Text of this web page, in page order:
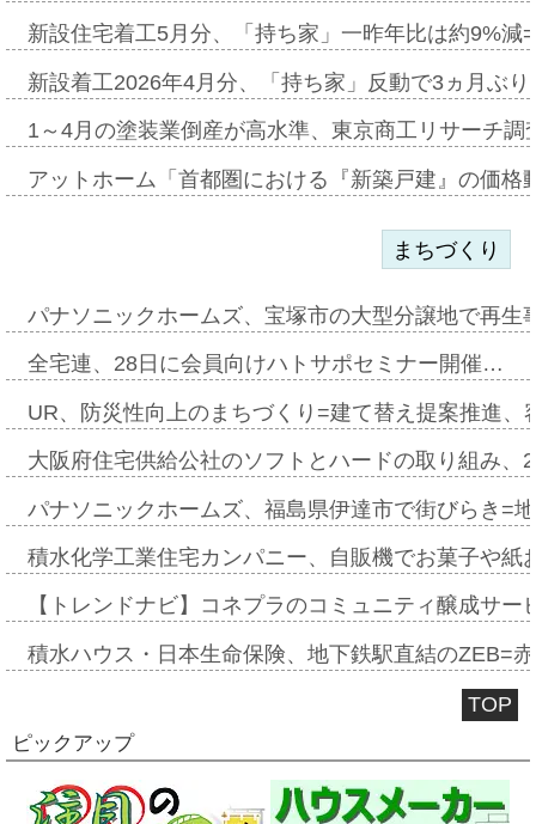
新設住宅着工5月分、「持ち家」一昨年比は約9%
新設着工2026年4月分、「持ち家」反動で3ヵ月ぶ
1～4月の塗装業倒産が高水準、東京商工リサーチ
アットホーム「首都圏における『新築戸建』の価
まちづくり
パナソニックホームズ、宝塚市の大型分譲地で再
全宅連、28日に会員向けハトサポセミナー開催…
UR、防災性向上のまちづくり=建て替え提案推進
大阪府住宅供給公社のソフトとハードの取り組み
パナソニックホームズ、福島県伊達市で街びらき=
積水化学工業住宅カンパニー、自販機でお菓子や
【トレンドナビ】コネプラのコミュニティ醸成サ
積水ハウス・日本生命保険、地下鉄駅直結のZEB=
TOP
ピックアップ